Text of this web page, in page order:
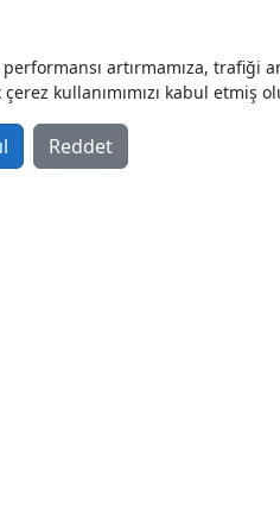
Makinaları
/ İstanbul / Bayrampaşa
artırmamıza, trafiği
kullanımımızı kabul etmiş
Reddet